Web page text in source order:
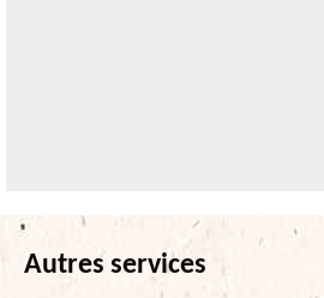
Autres services